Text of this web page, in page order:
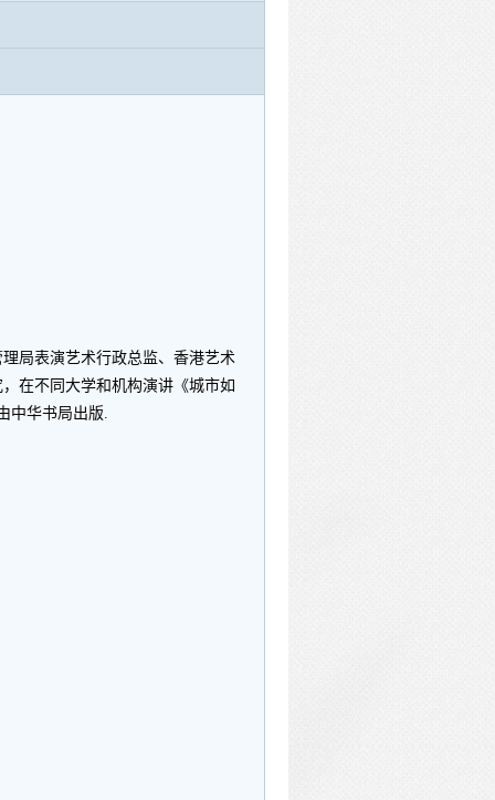
局表演艺术行政总监、香港艺术
在不同大学和机构演讲《城市如
中华书局出版.